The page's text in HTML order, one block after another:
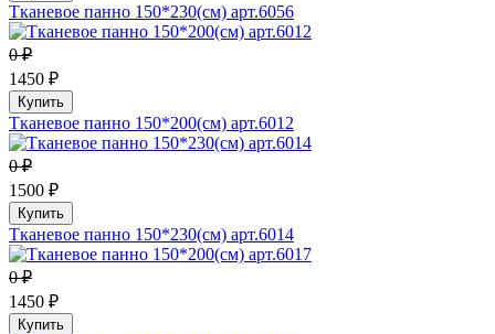
Тканевое панно 150*230(см) арт.6056
0 ₽
1450 ₽
Купить
Тканевое панно 150*200(см) арт.6012
0 ₽
1500 ₽
Купить
Тканевое панно 150*230(см) арт.6014
0 ₽
1450 ₽
Купить